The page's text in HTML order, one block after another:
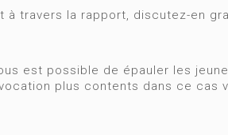
travers la rapport, discutez-en
est possible de épauler les
plus contents dans ce cas